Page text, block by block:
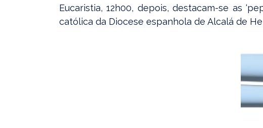
Eucaristia, 12h00, depois, destacam-se as
católica da Diocese espanhola de Alcalá de